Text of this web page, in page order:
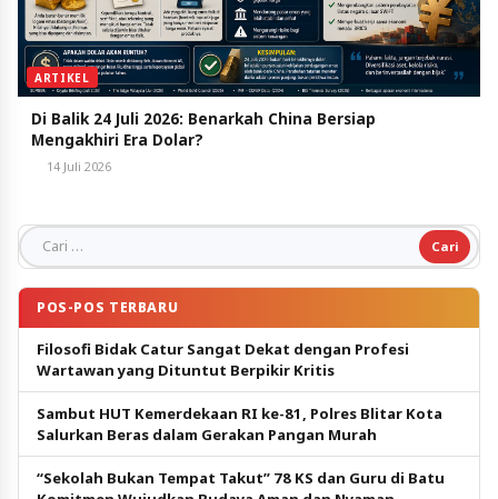
ARTIKEL
Di Balik 24 Juli 2026: Benarkah China Bersiap
Mengakhiri Era Dolar?
14 Juli 2026
Cari untuk:
POS-POS TERBARU
Filosofi Bidak Catur Sangat Dekat dengan Profesi
Wartawan yang Dituntut Berpikir Kritis
Sambut HUT Kemerdekaan RI ke-81, Polres Blitar Kota
Salurkan Beras dalam Gerakan Pangan Murah
“Sekolah Bukan Tempat Takut” 78 KS dan Guru di Batu